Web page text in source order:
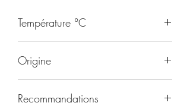
Température °C
Origine
Recommandations